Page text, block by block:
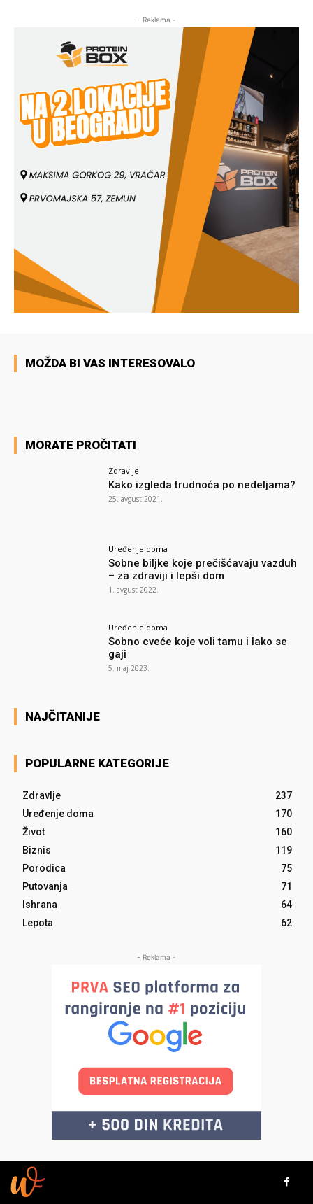
- Reklama -
MOŽDA BI VAS INTERESOVALO
MORATE PROČITATI
Zdravlje
Kako izgleda trudnoća po nedeljama?
25. avgust 2021.
Uređenje doma
Sobne biljke koje prečišćavaju vazduh
– za zdraviji i lepši dom
1. avgust 2022.
Uređenje doma
Sobno cveće koje voli tamu i lako se
gaji
5. maj 2023.
NAJČITANIJE
POPULARNE KATEGORIJE
Zdravlje
237
Uređenje doma
170
Život
160
Biznis
119
Porodica
75
Putovanja
71
Ishrana
64
Lepota
62
- Reklama -